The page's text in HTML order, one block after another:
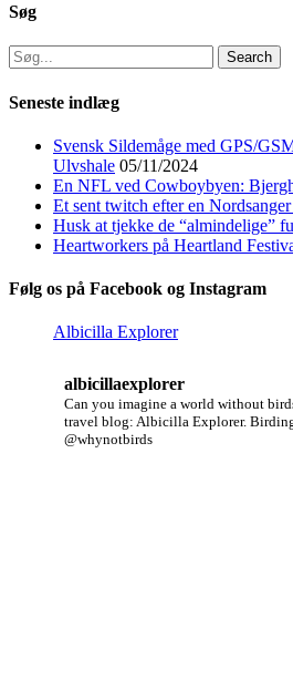
Søg
Search
for:
Seneste indlæg
Svensk Sildemåge med GPS/
Ulvshale 05/11/2024
En NFL ved Cowboybyen:
Et sent twitch efter en
Husk at tjekke de “almindelige”
Heartworkers på Heartland
Følg os på Facebook og Instagram
Albicilla Explorer
albicillaexplorer
Can you imagine a world without
travel blog: Albicilla Explorer.
@whynotbirds